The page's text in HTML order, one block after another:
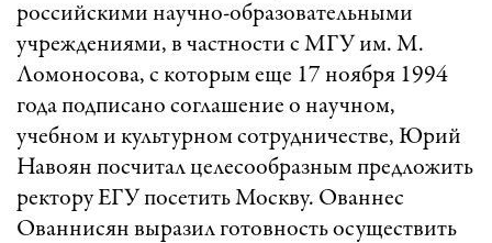
российскими научно-образовательными
учреждениями, в частности с МГУ им. М.
Ломоносова, с которым еще 17 ноября 1994
года подписано соглашение о научном,
учебном и культурном сотрудничестве, Юрий
Навоян посчитал целесообразным предложить
ректору ЕГУ посетить Москву. Ованнес
Ованнисян выразил готовность осуществить